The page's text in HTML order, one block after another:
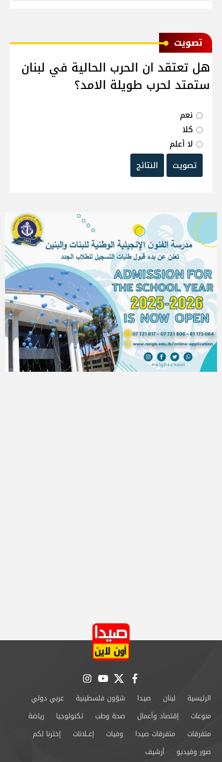
ﺗﺼﻮﻳﺖ
هل تعتقد ان الحرب الحالية في لبنان
ستمتد لحرب طويلة الامد؟
نعم
كلا
لا أعلم
تصويت
النتائج
facebook
twitter
youtube
instagram
الرئيسية لبنان صيدا شؤون فلسطينية
عربي دولي
منوعات
إقتصاد وأعمال صحة وطب تكنولوجيا
رياضة
متفرقات
متفرقات صيدا وفيات إعــلانات
إخترنا لكم
صور وفيديو
أرشيف